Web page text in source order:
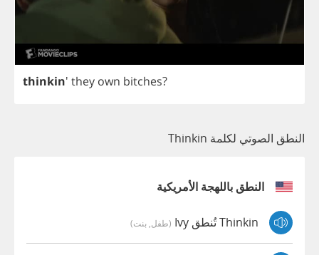
thinkin' they own bitches?
النطق الصوتي لكلمة Thinkin
النطق باللهجة الأمريكية
Thinkin تُنطق Ivy (طفل, بنت)